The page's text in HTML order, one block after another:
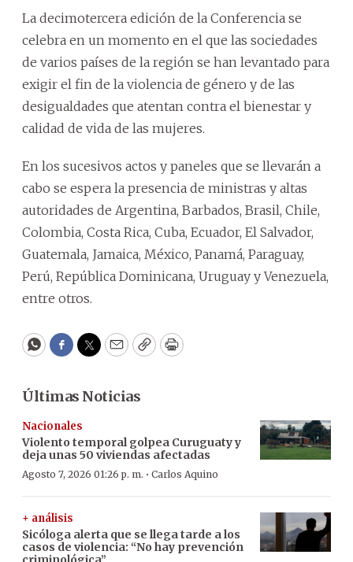
La decimotercera edición de la Conferencia se
celebra en un momento en el que las sociedades
de varios países de la región se han levantado para
exigir el fin de la violencia de género y de las
desigualdades que atentan contra el bienestar y
calidad de vida de las mujeres.
En los sucesivos actos y paneles que se llevarán a
cabo se espera la presencia de ministras y altas
autoridades de Argentina, Barbados, Brasil, Chile,
Colombia, Costa Rica, Cuba, Ecuador, El Salvador,
Guatemala, Jamaica, México, Panamá, Paraguay,
Perú, República Dominicana, Uruguay y Venezuela,
entre otros.
WhatsApp
Facebook
Twitter
EmailCopyPrint
Últimas Noticias
Nacionales
Violento temporal golpea Curuguaty y
deja unas 50 viviendas afectadas
Agosto 7, 2026 01:26 p. m. · Carlos Aquino
+ análisis
Sicóloga alerta que se llega tarde a los
casos de violencia: “No hay prevención